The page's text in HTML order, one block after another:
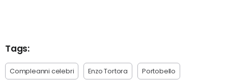
Tags:
Compleanni celebri Enzo Tortora Portobello